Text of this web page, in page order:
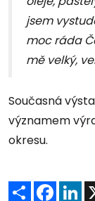
jsem
moc ráda
mě velký,
Současná
významem
okresu.
Sdílet